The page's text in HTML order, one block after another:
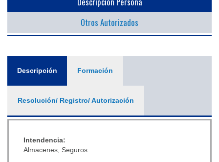
Otros Autorizados
Descripción (solapaFormación
Resolución/ Registro/ Autorización
Intendencia:
Almacenes, Seguros